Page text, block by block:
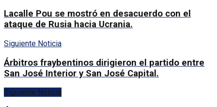
Lacalle Pou se mostró en desacuerdo con el
ataque de Rusia hacia Ucrania.
Siguiente Noticia
Árbitros fraybentinos dirigieron el partido entre
San José Interior y San José Capital.
Siguiente Noticia